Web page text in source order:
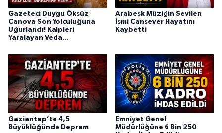
Gazeteci Duygu Öksüz
Canova Son Yolculuğuna
Uğurlandı! Kalpleri
Yaralayan Veda...
Arabesk Müziğin Sevilen
İsmi Cansever Hayatını
Kaybetti
Gaziantep’te 4,5
Büyüklüğünde Deprem
Emniyet Genel
Müdürlüğüne 6 Bin 250